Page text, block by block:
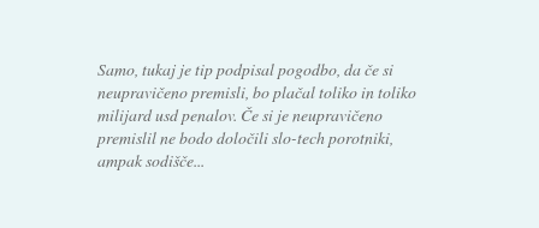
Samo, tukaj je tip podpisal pogodbo, da če si
neupravičeno premisli, bo plačal toliko in toliko
milijard usd penalov. Če si je neupravičeno
premislil ne bodo določili slo-tech porotniki,
ampak sodišče...